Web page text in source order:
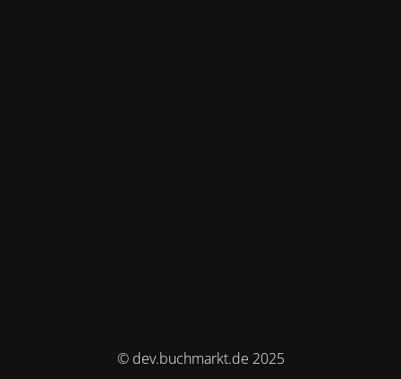
© dev.buchmarkt.de 2025